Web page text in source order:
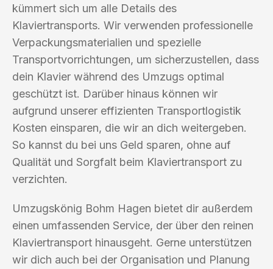
kümmert sich um alle Details des
Klaviertransports. Wir verwenden professionelle
Verpackungsmaterialien und spezielle
Transportvorrichtungen, um sicherzustellen, dass
dein Klavier während des Umzugs optimal
geschützt ist. Darüber hinaus können wir
aufgrund unserer effizienten Transportlogistik
Kosten einsparen, die wir an dich weitergeben.
So kannst du bei uns Geld sparen, ohne auf
Qualität und Sorgfalt beim Klaviertransport zu
verzichten.
Umzugskönig Bohm Hagen bietet dir außerdem
einen umfassenden Service, der über den reinen
Klaviertransport hinausgeht. Gerne unterstützen
wir dich auch bei der Organisation und Planung